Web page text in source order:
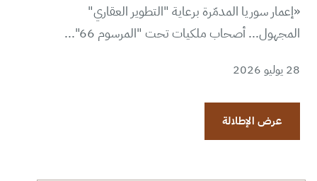
«إعمار سوريا المدمّرة برعاية "التطوير العقاري"
المجهول... أصحاب ملكيات تحت "المرسوم 66"...
28 يوليو 2026
عرض الإطلالة